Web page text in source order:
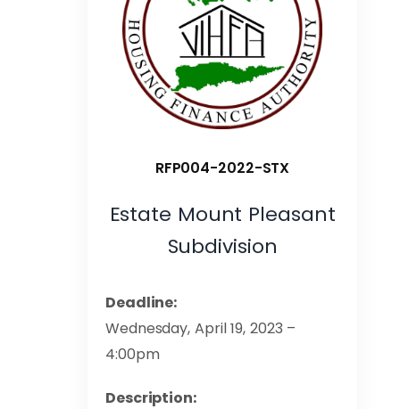
RFP004-2022-STX
Estate Mount Pleasant
Subdivision
Deadline:
Wednesday, April 19, 2023 –
4:00pm
Description: